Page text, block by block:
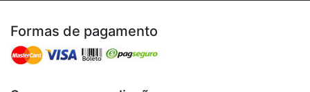
Formas de pagamento